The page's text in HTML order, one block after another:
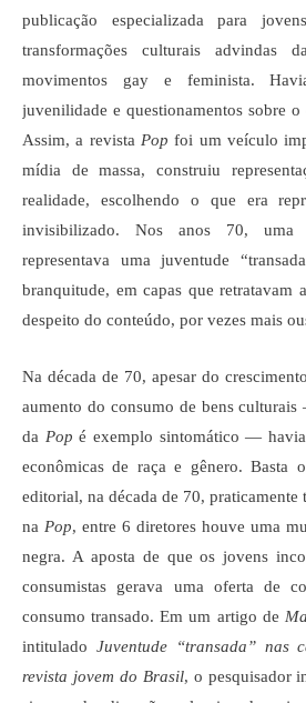
publicação especializada para
transformações culturais advindas
movimentos gay e feminista.
juvenilidade e questionamentos sobre
Assim, a revista Pop foi um veículo
mídia de massa, construiu
realidade, escolhendo o que era
invisibilizado. Nos anos 70,
representava uma juventude
branquitude, em capas que retratavam
despeito do conteúdo, por vezes mais
Na década de 70, apesar do
aumento do consumo de bens
da Pop é exemplo sintomático —
econômicas de raça e gênero. Basta
editorial, na década de 70, praticamente
na Pop, entre 6 diretores houve uma
negra. A aposta de que os jovens
consumistas gerava uma oferta de
consumo transado. Em um artigo de
intitulado Juventude “transada” nas
revista jovem do Brasil, o pesquisador